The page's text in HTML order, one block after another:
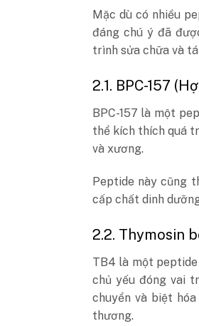
Mặc dù có nhiều
đáng chú ý đã
trình sửa chữa và
2.1. BPC-157
BPC-157 là một
thể kích thích quá
và xương.
Peptide này cũng
cấp chất dinh
2.2. Thymosin
TB4 là một
chủ yếu đóng vai
chuyển và biệt
thương.